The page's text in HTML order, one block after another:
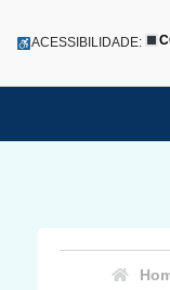
para
ACESSIBILIDADE: